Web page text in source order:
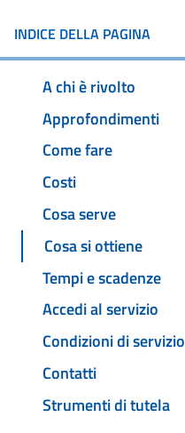
INDICE DELLA PAGINA
A chi è rivolto
Approfondimenti
Come fare
Costi
Cosa serve
Cosa si ottiene
Tempi e scadenze
Accedi al servizio
Condizioni di servizio
Contatti
Strumenti di tutela